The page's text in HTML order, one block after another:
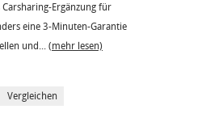
Ergänzung für
eine 3-Minuten-Garantie
und... (mehr lesen)
Vergleichen